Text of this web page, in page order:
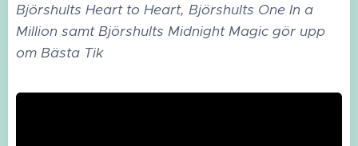
Björshults Heart to Heart, Björshults One In a
Million samt Björshults Midnight Magic gör upp
om Bästa Tik